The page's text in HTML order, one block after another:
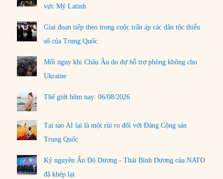
vực Mỹ Latinh
Giai đoạn tiếp theo trong cuộc trấn áp các dân tộc thiểu
số của Trung Quốc
Mối nguy khi Châu Âu do dự hỗ trợ phòng không cho
Ukraine
Thế giới hôm nay: 06/08/2026
Tại sao AI lại là một rủi ro đối với Đảng Cộng sản
Trung Quốc
Kỷ nguyên Ấn Độ Dương - Thái Bình Dương của NATO
đã khép lại